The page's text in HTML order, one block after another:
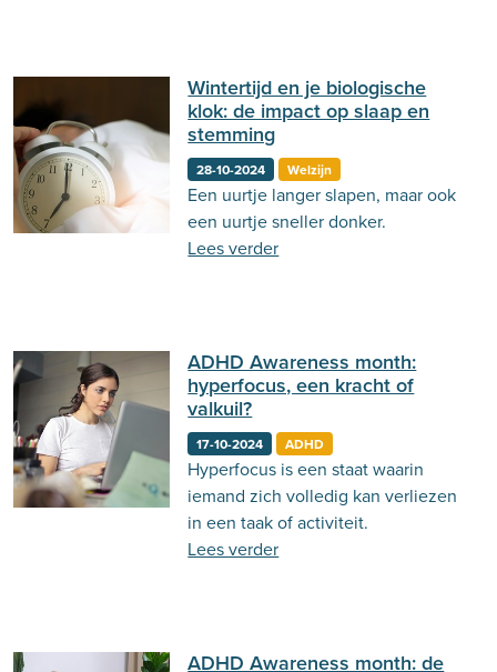
Wintertijd en je biologische
klok: de impact op slaap en
stemming
28-10-2024 Welzijn
Een uurtje langer slapen, maar ook
een uurtje sneller donker.
Lees verder
ADHD Awareness month:
hyperfocus, een kracht of
valkuil?
17-10-2024 ADHD
Hyperfocus is een staat waarin
iemand zich volledig kan verliezen
in een taak of activiteit.
Lees verder
ADHD Awareness month: de